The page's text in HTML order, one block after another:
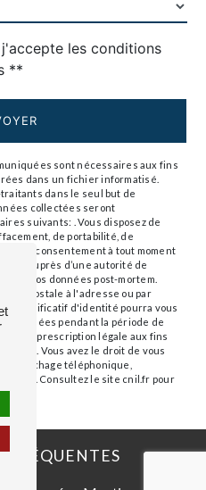
les conditions
**
sont nécessaires aux fins
dans un fichier informatisé.
dans le seul but de
collectées seront
suivants: . Vous disposez de
de portabilité, de
votre consentement à tout moment
auprès d’une autorité de
de vos données post-mortem.
voie postale à l'adresse ou par
Un justificatif d'identité pourra vous
données pendant la période de
de prescription légale aux fins
Vous avez le droit de vous
téléphonique,
. Consultez le site cnil.fr pour
FRÉQUENTES